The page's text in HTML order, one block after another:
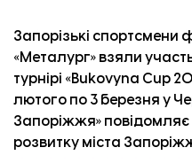
Запорізькі спортсмени
«Металург» взяли
турнірі «Bukovyna Cup
лютого по 3 березня у
Запоріжжя» повідомляє
розвитку міста